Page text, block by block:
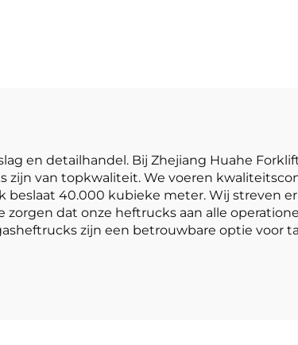
en detailhandel. Bij Zhejiang Huahe
zijn van topkwaliteit. We voeren
40.000 kubieke meter. Wij streven
dat onze heftrucks aan alle
zijn een betrouwbare optie voor